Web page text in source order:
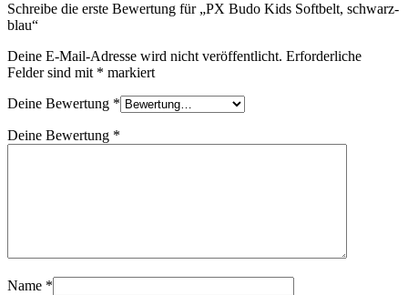
Schreibe die erste Bewertung für „PX Budo Kids Softbelt, schwarz-
blau“
Deine E-Mail-Adresse wird nicht veröffentlicht. Erforderliche
Felder sind mit * markiert
Deine Bewertung *
Deine Bewertung *
Name *